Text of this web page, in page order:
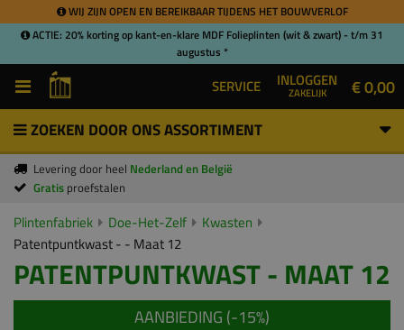
WIJ ZIJN OPEN EN BEREIKBAAR TIJDENS HET BOUWVERLOF
ACTIE: 20% korting op kant-en-klare MDF Folieplinten (wit & zwart) - t/m 31
augustus *
SERVICE INLOGGEN
ZAKELIJK € 0,00
ZOEKEN DOOR ONS ASSORTIMENT
Levering door heel Nederland en België
Gratis proefstalen
Plintenfabriek Doe-Het-Zelf
Kwasten
Patentpuntkwast - - Maat 12
PATENTPUNTKWAST - MAAT 12
AANBIEDING (-15%)